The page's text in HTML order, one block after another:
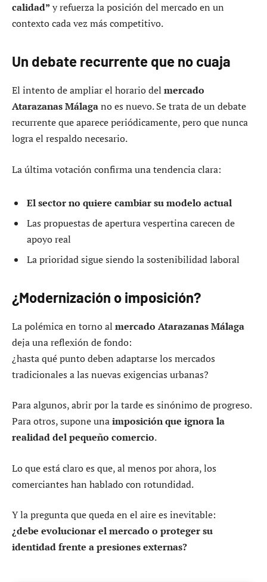
calidad” y refuerza la posición del mercado en un
contexto cada vez más competitivo.
Un debate recurrente que no cuaja
El intento de ampliar el horario del mercado
Atarazanas Málagano es nuevo. Se trata de un debate
recurrente que aparece periódicamente, pero que nunca
logra el respaldo necesario.
La última votación confirma una tendencia clara:
El sector no quiere cambiar su modelo actual
Las propuestas de apertura vespertina carecen de
apoyo real
La prioridad sigue siendo la sostenibilidad laboral
¿Modernización o imposición?
La polémica en torno al mercado Atarazanas Málaga
deja una reflexión de fondo:
¿hasta qué punto deben adaptarse los mercados
tradicionales a las nuevas exigencias urbanas?
Para algunos, abrir por la tarde es sinónimo de progreso.
Para otros, supone unaimposición que ignora la
realidad del pequeño comercio.
Lo que está claro es que, al menos por ahora, los
comerciantes han hablado con rotundidad.
Y la pregunta que queda en el aire es inevitable:
¿debe evolucionar el mercado o proteger su
identidad frente a presiones externas?